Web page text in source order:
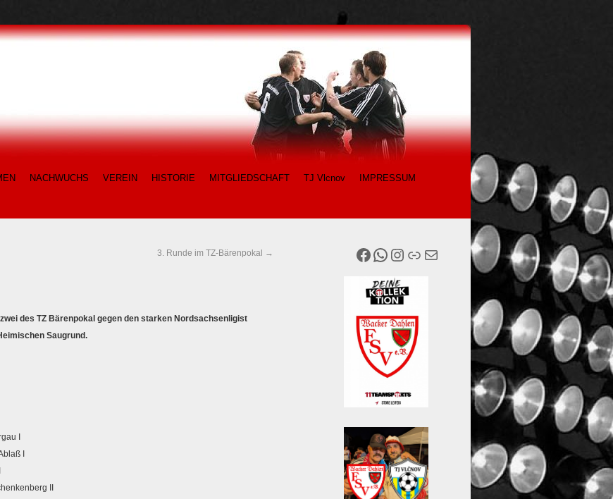
NACHWUCHS VEREIN HISTORIE MITGLIEDSCHAFT TJ Vlcnov IMPRESSUM
3. Runde im TZ-Bärenpokal →
des TZ Bärenpokal gegen den starken Nordsachsenligist
Saugrund.
I
I
II